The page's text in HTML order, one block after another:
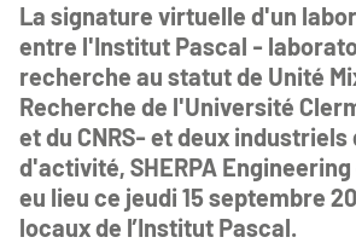
La signature virtuelle d'un
entre l'Institut Pascal -
recherche au statut de Unité
Recherche de l'Université
et du CNRS- et deux industriels
d'activité, SHERPA Engineering
eu lieu ce jeudi 15 septembre
locaux de l’Institut Pascal.